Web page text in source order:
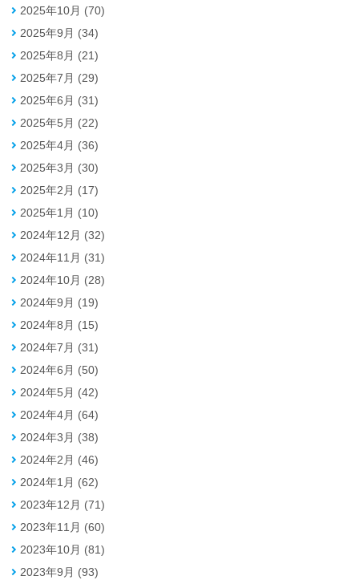
2025年10月 (70)
2025年9月 (34)
2025年8月 (21)
2025年7月 (29)
2025年6月 (31)
2025年5月 (22)
2025年4月 (36)
2025年3月 (30)
2025年2月 (17)
2025年1月 (10)
2024年12月 (32)
2024年11月 (31)
2024年10月 (28)
2024年9月 (19)
2024年8月 (15)
2024年7月 (31)
2024年6月 (50)
2024年5月 (42)
2024年4月 (64)
2024年3月 (38)
2024年2月 (46)
2024年1月 (62)
2023年12月 (71)
2023年11月 (60)
2023年10月 (81)
2023年9月 (93)